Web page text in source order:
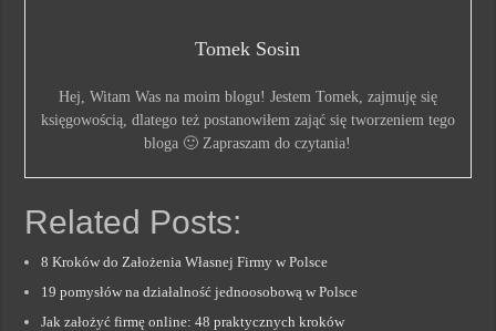
Tomek Sosin
Hej, Witam Was na moim blogu! Jestem Tomek, zajmuję się
księgowością, dlatego też postanowiłem zająć się tworzeniem tego
bloga 🙂 Zapraszam do czytania!
Related Posts:
8 Kroków do Założenia Własnej Firmy w Polsce
19 pomysłów na działalność jednoosobową w Polsce
Jak założyć firmę online: 48 praktycznych kroków